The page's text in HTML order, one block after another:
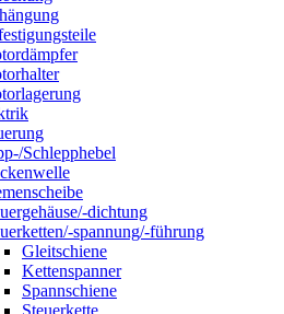
Schlepphebel
dichtung
spannung/-führung
Gleitschiene
Kettenspanner
Spannschiene
Steuerkette